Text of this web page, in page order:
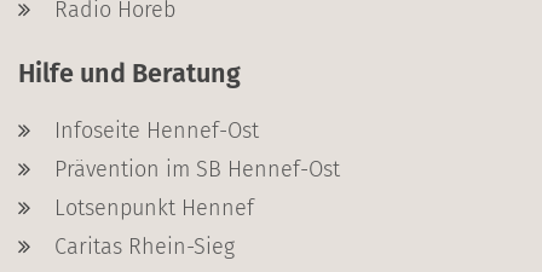
Radio Horeb
Hilfe und Beratung
Infoseite Hennef-Ost
Prävention im SB Hennef-Ost
Lotsenpunkt Hennef
Caritas Rhein-Sieg